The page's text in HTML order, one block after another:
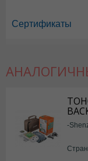
Сертификаты
-